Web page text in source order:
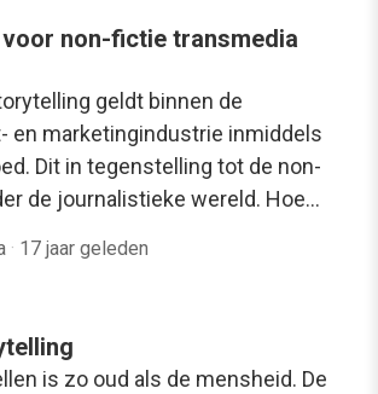
non-fictie transmedia
geldt binnen de
en marketingindustrie inmiddels
Dit in tegenstelling tot de non-
de journalistieke wereld. Hoe…
· 17 jaar geleden
is zo oud als de mensheid. De